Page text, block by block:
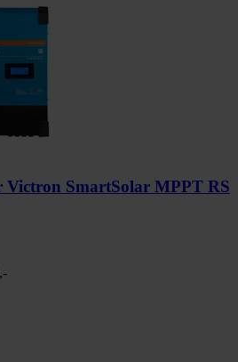
Victron SmartSolar MPPT RS